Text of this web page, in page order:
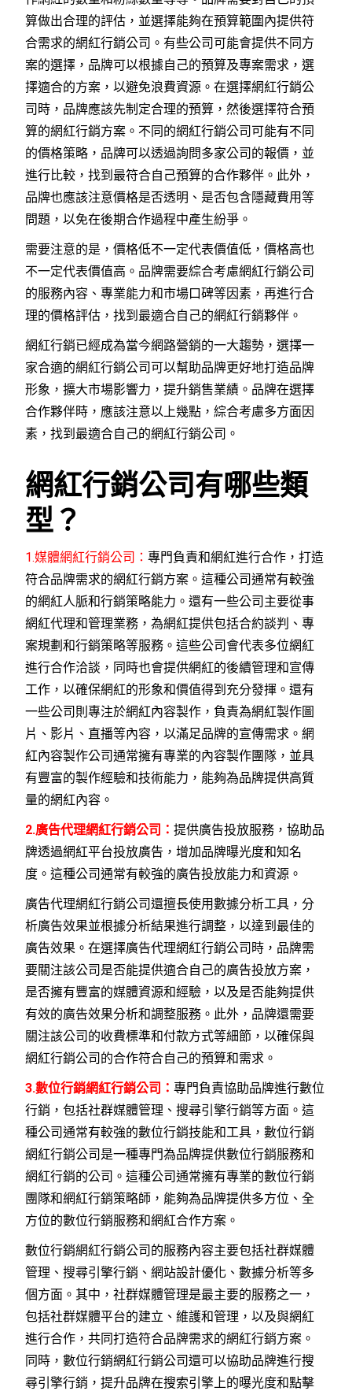
算做出合理的評估，並選擇能夠在預算範圍內提供符
合需求的網紅行銷公司。有些公司可能會提供不同方
案的選擇，品牌可以根據自己的預算及專案需求，選
擇適合的方案，以避免浪費資源。在選擇網紅行銷公
司時，品牌應該先制定合理的預算，然後選擇符合預
算的網紅行銷方案。不同的網紅行銷公司可能有不同
的價格策略，品牌可以透過詢問多家公司的報價，並
進行比較，找到最符合自己預算的合作夥伴。此外，
品牌也應該注意價格是否透明、是否包含隱藏費用等
問題，以免在後期合作過程中產生紛爭。
需要注意的是，價格低不一定代表價值低，價格高也
不一定代表價值高。品牌需要綜合考慮網紅行銷公司
的服務內容、專業能力和市場口碑等因素，再進行合
理的價格評估，找到最適合自己的網紅行銷夥伴。
網紅行銷已經成為當今網路營銷的一大趨勢，選擇一
家合適的網紅行銷公司可以幫助品牌更好地打造品牌
形象，擴大市場影響力，提升銷售業績。品牌在選擇
合作夥伴時，應該注意以上幾點，綜合考慮多方面因
素，找到最適合自己的網紅行銷公司。
網紅行銷公司有哪些類
型？
1.媒體網紅行銷公司：專門負責和網紅進行合作，打造
符合品牌需求的網紅行銷方案。這種公司通常有較強
的網紅人脈和行銷策略能力。還有一些公司主要從事
網紅代理和管理業務，為網紅提供包括合約談判、專
案規劃和行銷策略等服務。這些公司會代表多位網紅
進行合作洽談，同時也會提供網紅的後續管理和宣傳
工作，以確保網紅的形象和價值得到充分發揮。還有
一些公司則專注於網紅內容製作，負責為網紅製作圖
片、影片、直播等內容，以滿足品牌的宣傳需求。網
紅內容製作公司通常擁有專業的內容製作團隊，並具
有豐富的製作經驗和技術能力，能夠為品牌提供高質
量的網紅內容。
2.廣告代理網紅行銷公司：提供廣告投放服務，協助品
牌透過網紅平台投放廣告，增加品牌曝光度和知名
度。這種公司通常有較強的廣告投放能力和資源。
廣告代理網紅行銷公司還擅長使用數據分析工具，分
析廣告效果並根據分析結果進行調整，以達到最佳的
廣告效果。在選擇廣告代理網紅行銷公司時，品牌需
要關注該公司是否能提供適合自己的廣告投放方案，
是否擁有豐富的媒體資源和經驗，以及是否能夠提供
有效的廣告效果分析和調整服務。此外，品牌還需要
關注該公司的收費標準和付款方式等細節，以確保與
網紅行銷公司的合作符合自己的預算和需求。
3.數位行銷網紅行銷公司：專門負責協助品牌進行數位
行銷，包括社群媒體管理、搜尋引擎行銷等方面。這
種公司通常有較強的數位行銷技能和工具，數位行銷
網紅行銷公司是一種專門為品牌提供數位行銷服務和
網紅行銷的公司。這種公司通常擁有專業的數位行銷
團隊和網紅行銷策略師，能夠為品牌提供多方位、全
方位的數位行銷服務和網紅合作方案。
數位行銷網紅行銷公司的服務內容主要包括社群媒體
管理、搜尋引擎行銷、網站設計優化、數據分析等多
個方面。其中，社群媒體管理是最主要的服務之一，
包括社群媒體平台的建立、維護和管理，以及與網紅
進行合作，共同打造符合品牌需求的網紅行銷方案。
同時，數位行銷網紅行銷公司還可以協助品牌進行搜
尋引擎行銷，提升品牌在搜索引擎上的曝光度和點擊